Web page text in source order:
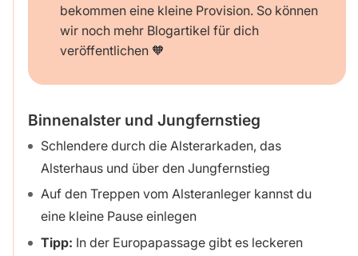
bekommen eine kleine Provision. So können
wir noch mehr Blogartikel für dich
veröffentlichen 🧡
Binnenalster und Jungfernstieg
Schlendere durch die Alsterarkaden, das
Alsterhaus und über den Jungfernstieg
Auf den Treppen vom Alsteranleger kannst du
eine kleine Pause einlegen
Tipp: In der Europapassage gibt es leckeren